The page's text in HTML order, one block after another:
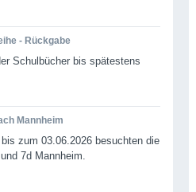
- Rückgabe
Schulbücher bis spätestens
Mannheim
zum 03.06.2026 besuchten die
7d Mannheim.